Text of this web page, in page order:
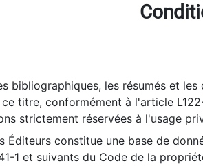
bibliographiques, les résumés et
titre, conformément à l'article
strictement réservées à l'usage
Éditeurs constitue une base de
1 et suivants du Code de la